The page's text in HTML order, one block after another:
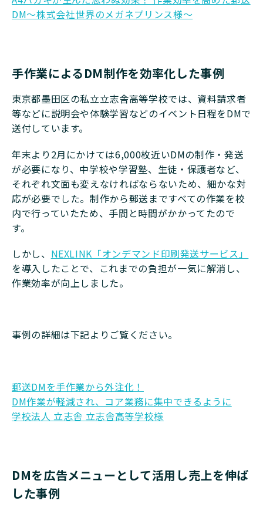
DM～株式会社世界のメガネプリンス様～
手作業によるDM制作を効率化した事例
東京都墨田区の私立立志舎高等学校では、資料請求者
等などに説明会や体験学習などのイベント日程をDMで
送付しています。
年末より2月にかけては6,000枚近いDMの制作・発送
が必要になり、中学校や学習塾、生徒・保護者など、
それぞれ文面も変えなければならないため、細かな対
応が必要でした。制作から郵送まですべての作業を校
内で行っていたため、手間と時間がかかってたので
す。
しかし、 NEXLINK「オンデマンド印刷発送サービス」
を導入したことで、これまでの負担が一気に解消し、
作業効率が向上しました。
事例の詳細は下記よりご覧ください。
郵送DMを手作業から外注化！
DM作業が軽減され、コア業務に集中できるように
学校法人 立志舎 立志舎高等学校様
DMを広告メニューとして活用し売上を伸ば
した事例